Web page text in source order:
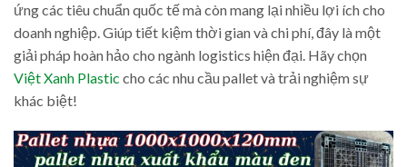
ứng các tiêu chuẩn quốc tế mà còn mang lại nhiều lợi ích cho
doanh nghiệp. Giúp tiết kiệm thời gian và chi phí, đây là một
giải pháp hoàn hảo cho ngành logistics hiện đại. Hãy chọn
Việt Xanh Plastic cho các nhu cầu pallet và trải nghiệm sự
khác biệt!